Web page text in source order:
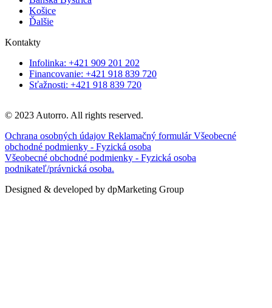
Košice
Ďalšie
Kontakty
Infolinka: +421 909 201 202
Financovanie: +421 918 839 720
Sťažnosti: +421 918 839 720
© 2023 Autorro. All rights reserved.
Ochrana osobných údajov Reklamačný formulárVšeobecné
obchodné podmienky - Fyzická osoba
Všeobecné obchodné podmienky - Fyzická osoba
podnikateľ/právnická osoba.
Designed & developed by dpMarketing Group